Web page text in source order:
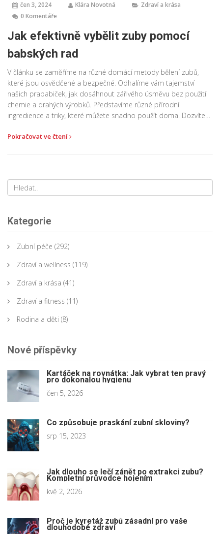
čen 3, 2024 Klára Novotná
Zdraví a krása
0 Komentáře
Jak efektivně vybělit zuby pomocí
babských rad
V článku se zaměříme na různé domácí metody bělení zubů,
které jsou osvědčené a bezpečné. Odhalíme vám tajemství
našich prababiček, jak dosáhnout zářivého úsměvu bez použití
chemie a drahých výrobků. Představíme různé přírodní
ingredience a triky, které můžete snadno použít doma. Dozvíte
Pokračovat ve čtení
Kategorie
Zubní péče (292)
Zdraví a wellness (119)
Zdraví a krása (41)
Zdraví a fitness (11)
Rodina a děti (8)
Nové příspěvky
Kartáček na rovnátka: Jak vybrat ten pravý
pro dokonalou hygienu
čen 5, 2026
Co způsobuje praskání zubní skloviny?
srp 15, 2023
Jak dlouho se lečí zánět po extrakci zubu?
Kompletní průvodce hojením
kvě 2, 2026
Proč je kyretáž zubů zásadní pro vaše
dlouhodobé zdraví